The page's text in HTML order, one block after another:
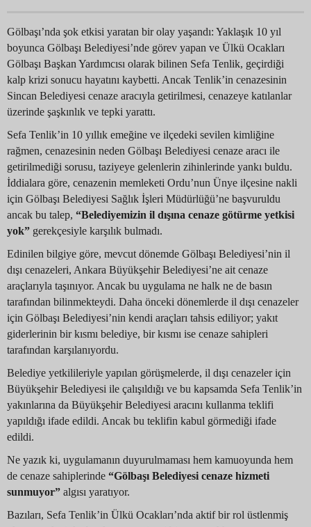
Gölbaşı’nda şok etkisi yaratan bir olay yaşandı: Yaklaşık 10 yıl
boyunca Gölbaşı Belediyesi’nde görev yapan ve Ülkü Ocakları
Gölbaşı Başkan Yardımcısı olarak bilinen Sefa Tenlik, geçirdiği
kalp krizi sonucu hayatını kaybetti. Ancak Tenlik’in cenazesinin
Sincan Belediyesi cenaze aracıyla getirilmesi, cenazeye katılanlar
üzerinde şaşkınlık ve tepki yarattı.
Sefa Tenlik’in 10 yıllık emeğine ve ilçedeki sevilen kimliğine
rağmen, cenazesinin neden Gölbaşı Belediyesi cenaze aracı ile
getirilmediği sorusu, taziyeye gelenlerin zihinlerinde yankı buldu.
İddialara göre, cenazenin memleketi Ordu’nun Ünye ilçesine nakli
için Gölbaşı Belediyesi Sağlık İşleri Müdürlüğü’ne başvuruldu
ancak bu talep, “Belediyemizin il dışına cenaze götürme yetkisi
yok” gerekçesiyle karşılık bulmadı.
Edinilen bilgiye göre, mevcut dönemde Gölbaşı Belediyesi’nin il
dışı cenazeleri, Ankara Büyükşehir Belediyesi’ne ait cenaze
araçlarıyla taşınıyor. Ancak bu uygulama ne halk ne de basın
tarafından bilinmekteydi. Daha önceki dönemlerde il dışı cenazeler
için Gölbaşı Belediyesi’nin kendi araçları tahsis ediliyor; yakıt
giderlerinin bir kısmı belediye, bir kısmı ise cenaze sahipleri
tarafından karşılanıyordu.
Belediye yetkilileriyle yapılan görüşmelerde, il dışı cenazeler için
Büyükşehir Belediyesi ile çalışıldığı ve bu kapsamda Sefa Tenlik’in
yakınlarına da Büyükşehir Belediyesi aracını kullanma teklifi
yapıldığı ifade edildi. Ancak bu teklifin kabul görmediği ifade
edildi.
Ne yazık ki, uygulamanın duyurulmaması hem kamuoyunda hem
de cenaze sahiplerinde “Gölbaşı Belediyesi cenaze hizmeti
sunmuyor” algısı yaratıyor.
Bazıları, Sefa Tenlik’in Ülkü Ocakları’nda aktif bir rol üstlenmiş